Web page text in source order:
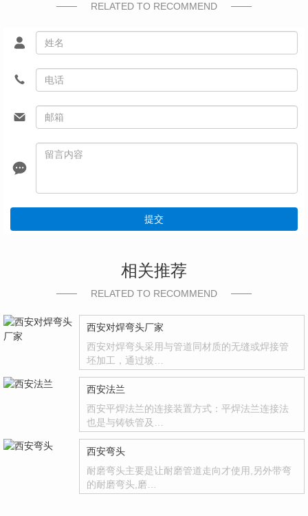
RELATED TO RECOMMEND
提交
相关推荐
RELATED TO RECOMMEND
西安对焊弯头厂家
西安对焊弯头采用与管道同材质的无缝或焊接管
坯加工，通过坡…
西安法兰
西安平焊法兰的连接装置方式：平焊法兰连接法
也是与铸铁管及…
西安弯头
耐磨弯头主要是让耐磨管道走向才使用,另外带弯
的耐磨弯头,磨…